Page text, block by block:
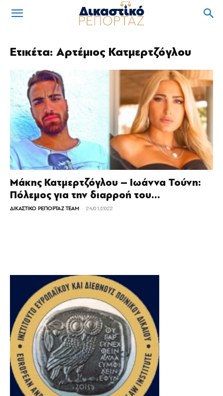
Ετικέτα: Αρτέμιος Κατμερτζόγλου
Μάκης Κατμερτζόγλου – Ιωάννα Τούνη:
Πόλεμος για την διαρροή του...
ΔΙΚΑΣΤΙΚΟ ΡΕΠΟΡΤΑΖ TEAM - 24/01/2022